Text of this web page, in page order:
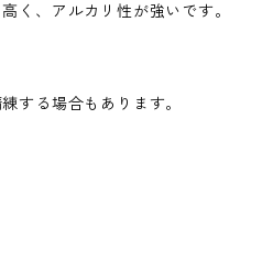
く、アルカリ性が強いです。
する場合もあります。